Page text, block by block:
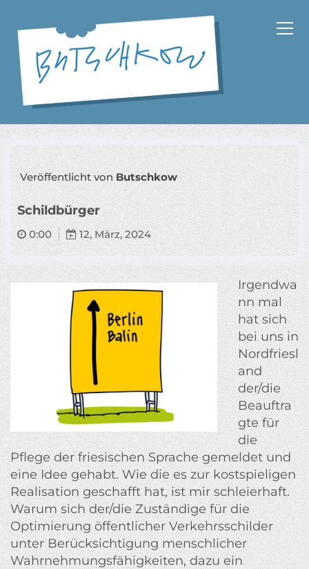
t
s
p
r
i
n
g
e
n
Veröffentlicht vonButschkow
Schildbürger
0:00 12, März, 2024
Irgendwa
nn mal
hat sich
bei uns in
Nordfriesl
and
der/die
Beauftra
gte für
die
Pflege der friesischen Sprache gemeldet und
eine Idee gehabt. Wie die es zur kostspieligen
Realisation geschafft hat, ist mir schleierhaft.
Warum sich der/die Zuständige für die
Optimierung öffentlicher Verkehrsschilder
unter Berücksichtigung menschlicher
Wahrnehmungsfähigkeiten, dazu ein